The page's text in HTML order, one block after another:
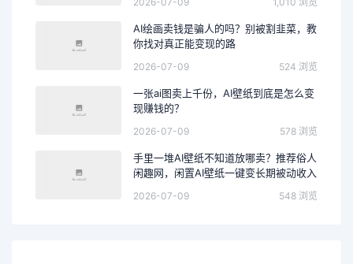
AI绘画卖钱是骗人的吗？别被割韭菜，教
你找对真正能变现的路
2026-07-09 524 浏览
一张ai图卖上千份，AI壁纸到底是怎么变
现赚钱的？
2026-07-09 578 浏览
手里一堆AI壁纸不知道放哪卖？推荐俗人
闲趣网，闲置AI壁纸一键变长期被动收入
2026-07-09 548 浏览